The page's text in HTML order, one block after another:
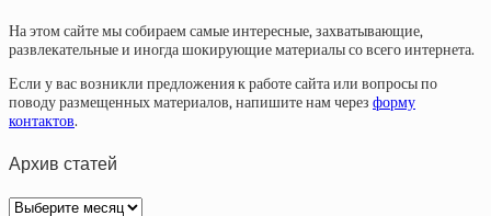
На этом сайте мы собираем самые интересные, захватывающие,
развлекательные и иногда шокирующие материалы со всего интернета.
Если у вас возникли предложения к работе сайта или вопросы по
поводу размещенных материалов, напишите нам через форму
контактов.
Архив статей
Архив